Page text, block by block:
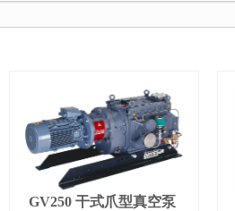
GV250 干式爪型真空泵